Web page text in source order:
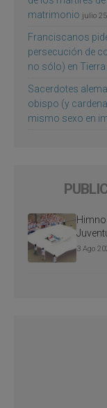
matrimonio julio
Franciscanos
persecución de
no sólo) en Tierra
Sacerdotes
obispo (y
mismo sexo en
3 Ago